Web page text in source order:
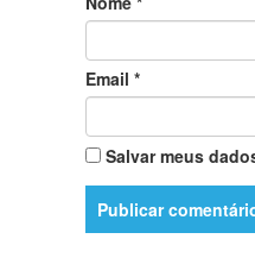
Email *
Salvar meus